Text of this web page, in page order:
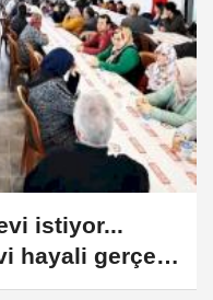
istiyor...
hayali gerçek